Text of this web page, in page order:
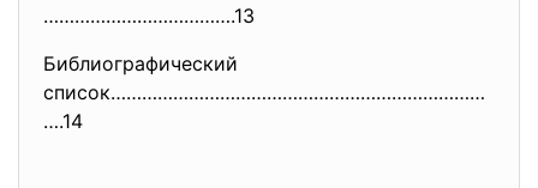
……………………………….13
Библиографический
список………………………………………………………………
….14